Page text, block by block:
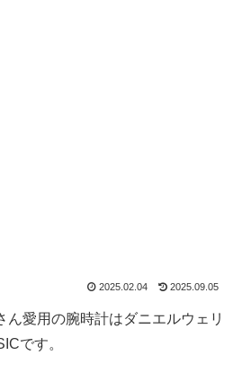
2025.02.04 2025.09.05
ん愛用の腕時計はダニエルウェリ
です。